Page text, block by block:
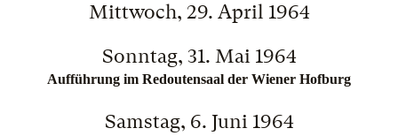
Mittwoch, 29. April 1964
Sonntag, 31. Mai 1964
Aufführung im Redoutensaal der Wiener Hofburg
Samstag, 6. Juni 1964